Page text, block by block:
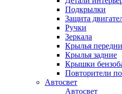
Подкрылки
Защита
Ручки
Зеркала
Крылья
Крылья задние
Крышки
Повторители
Автосвет
Автосвет